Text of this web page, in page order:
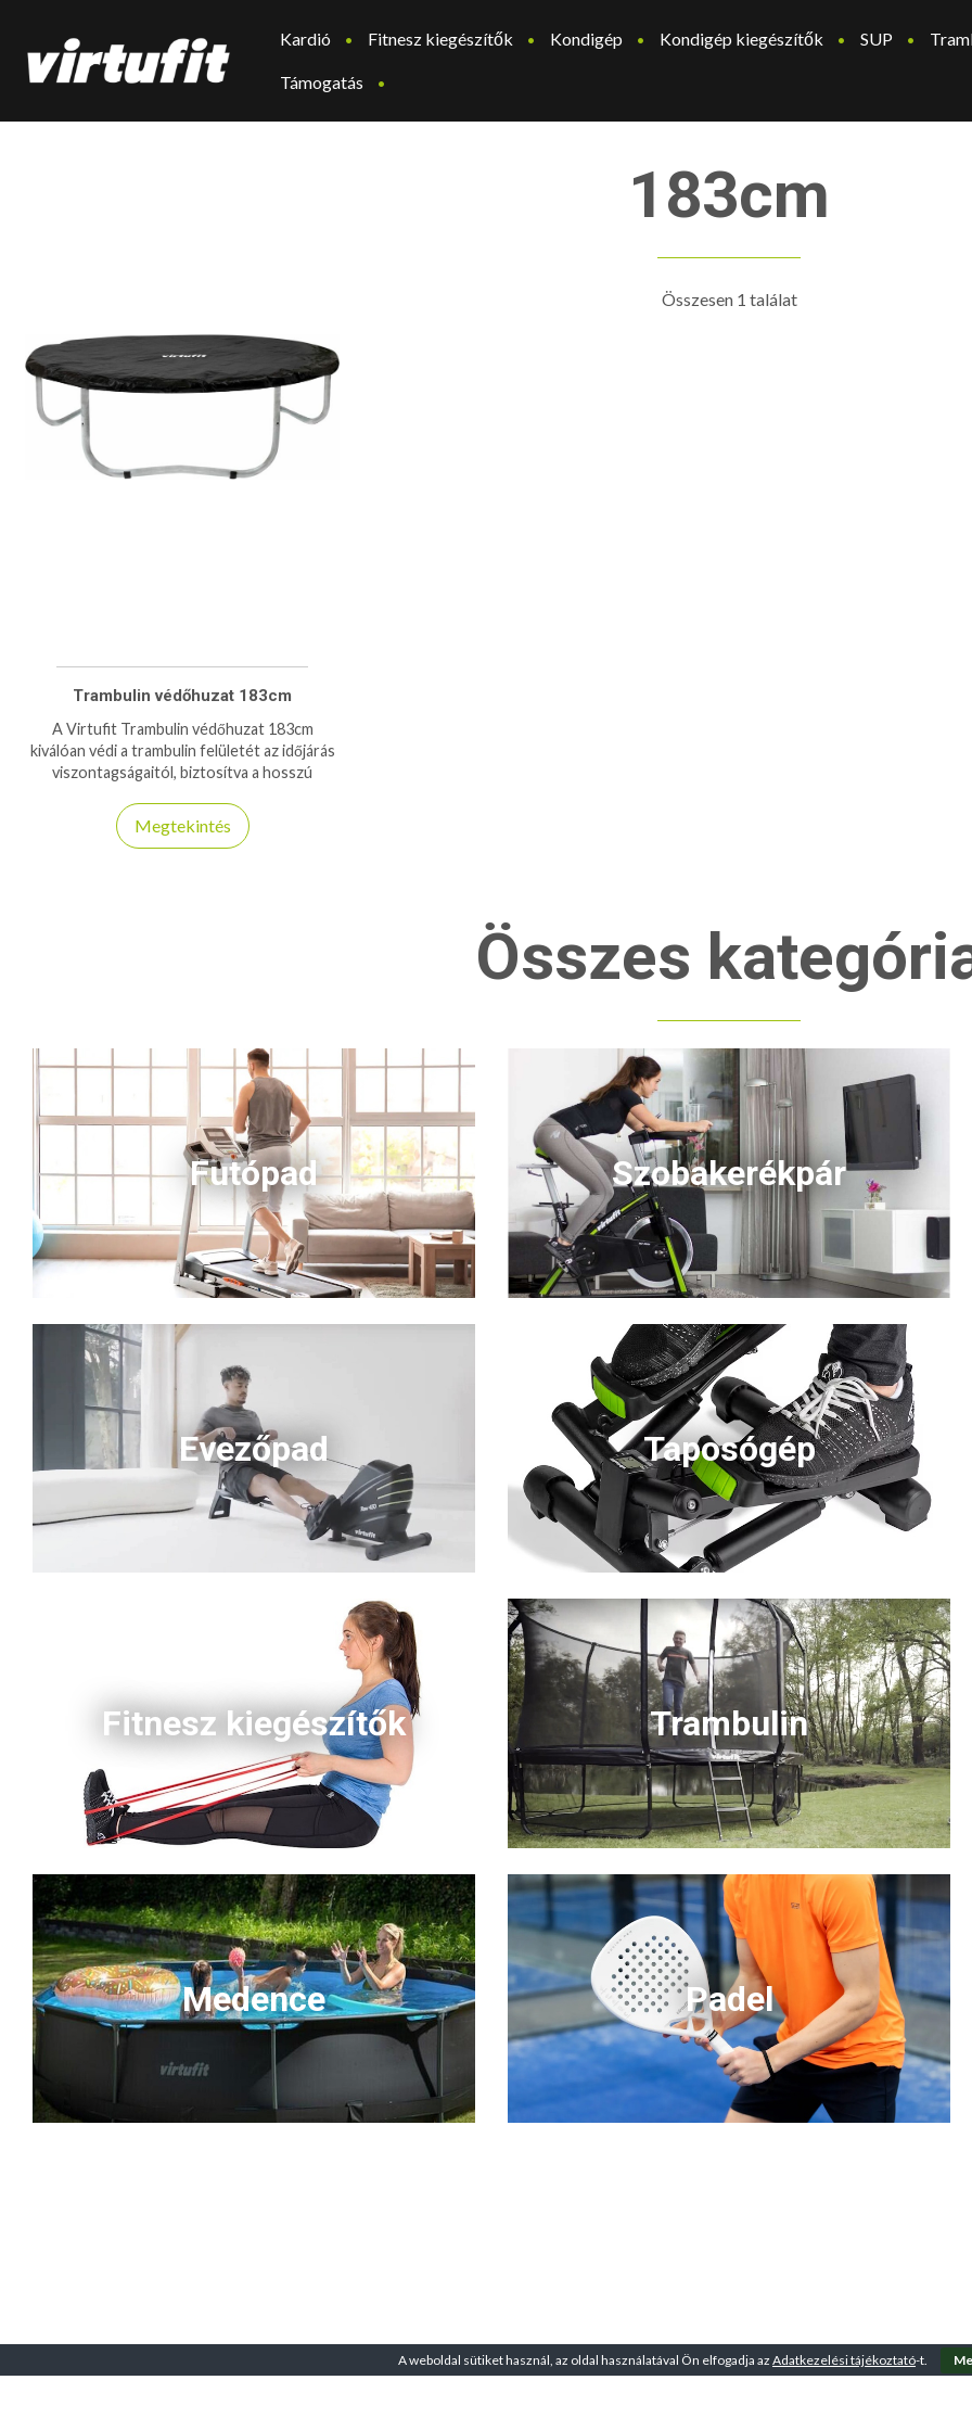
Kardió Fitnesz kiegészítők Kondigép Kondigép kiegészítők SUP
Támogatás
183cm
Összesen 1 találat
Trambulin védőhuzat 183cm
A Virtufit Trambulin védőhuzat 183cm
kiválóan védi a trambulin felületét az időjárás
viszontagságaitól, biztosítva a hosszú
Megtekintés
Összes
Futópad Szobakerékpár
Evezőpad Taposógép
Fitnesz kiegészítők Trambulin
Medence Padel
A weboldal sütiket használ, az oldal használatával Ön elfogadja az Adatkezelési tájékoztató-t.